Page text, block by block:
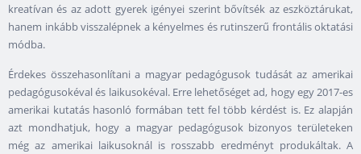
kreatívan és az adott gyerek igényei szerint bővítsék az eszköztárukat,
hanem inkább visszalépnek a kényelmes és rutinszerű frontális oktatási
módba.
Érdekes összehasonlítani a magyar pedagógusok tudását az amerikai
pedagógusokéval és laikusokéval. Erre lehetőséget ad, hogy egy 2017-es
amerikai kutatás hasonló formában tett fel több kérdést is. Ez alapján
azt mondhatjuk, hogy a magyar pedagógusok bizonyos területeken
még az amerikai laikusoknál is rosszabb eredményt produkáltak. A